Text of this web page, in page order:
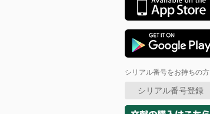
シリアル番号をお持ちの方
シリアル番号登録